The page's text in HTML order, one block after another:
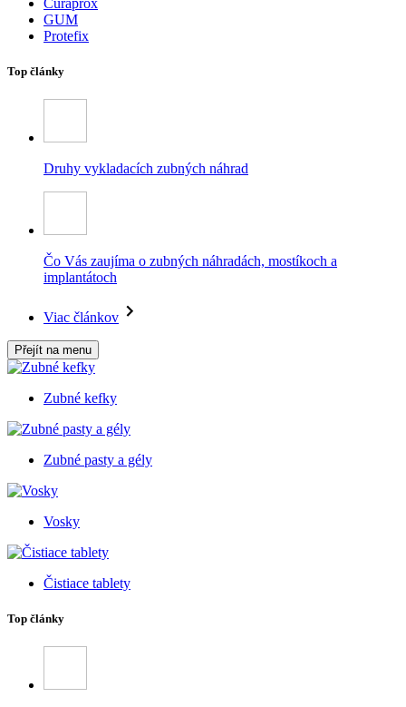
GUM
Protefix
Top články
Druhy vykladacích zubných náhrad
Čo Vás zaujíma o zubných náhradách, mostíkoch a
implantátoch
Viac článkov
Přejít na menu
Zubné kefky
Zubné pasty a gély
Vosky
Čistiace tablety
Top články